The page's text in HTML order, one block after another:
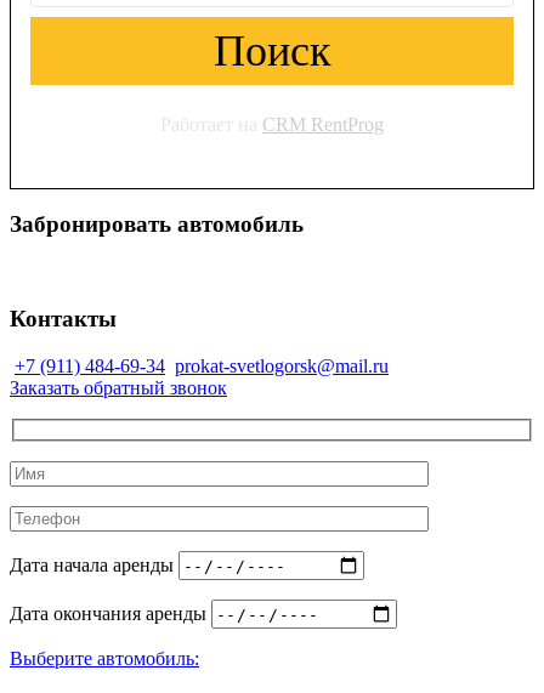
Поиск
Работает на CRM RentProg
Забронировать автомобиль
Контакты
+7 (911) 484-69-34 prokat-svetlogorsk@mail.ru
Заказать обратный звонок
Дата начала аренды
Дата окончания аренды
Выберите автомобиль: